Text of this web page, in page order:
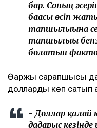
бар. Соның
бағасы өсіп
тапшылығына
тапшылығы
болатын
Өаржы сарапшысы
долларды көп сатып
- Доллар қалай
дағдарыс